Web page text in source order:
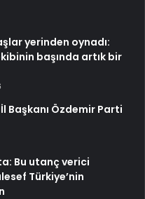
yerinden oynadı:
başında artık bir
Başkanı Özdemir Parti
Bu utanç verici
Türkiye’nin